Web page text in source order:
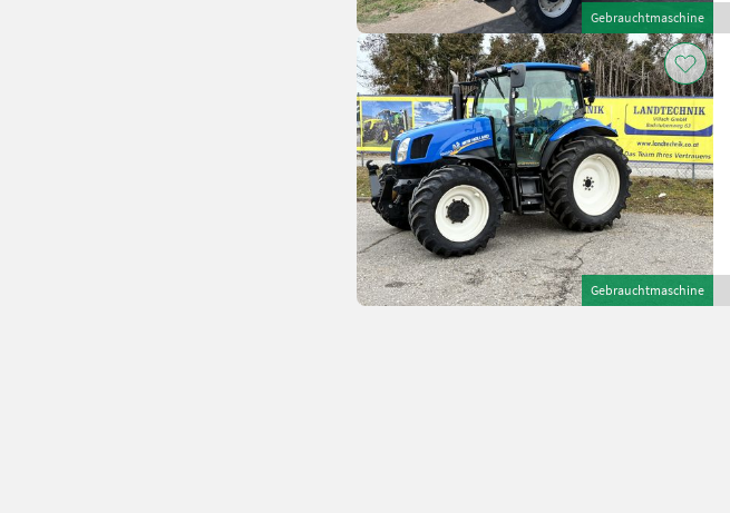
Gebrauchtmaschine
Gebrauchtmaschine